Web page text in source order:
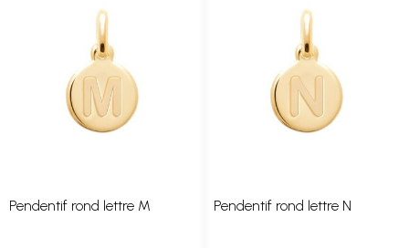
Pendentif rond lettre M Pendentif rond lettre N